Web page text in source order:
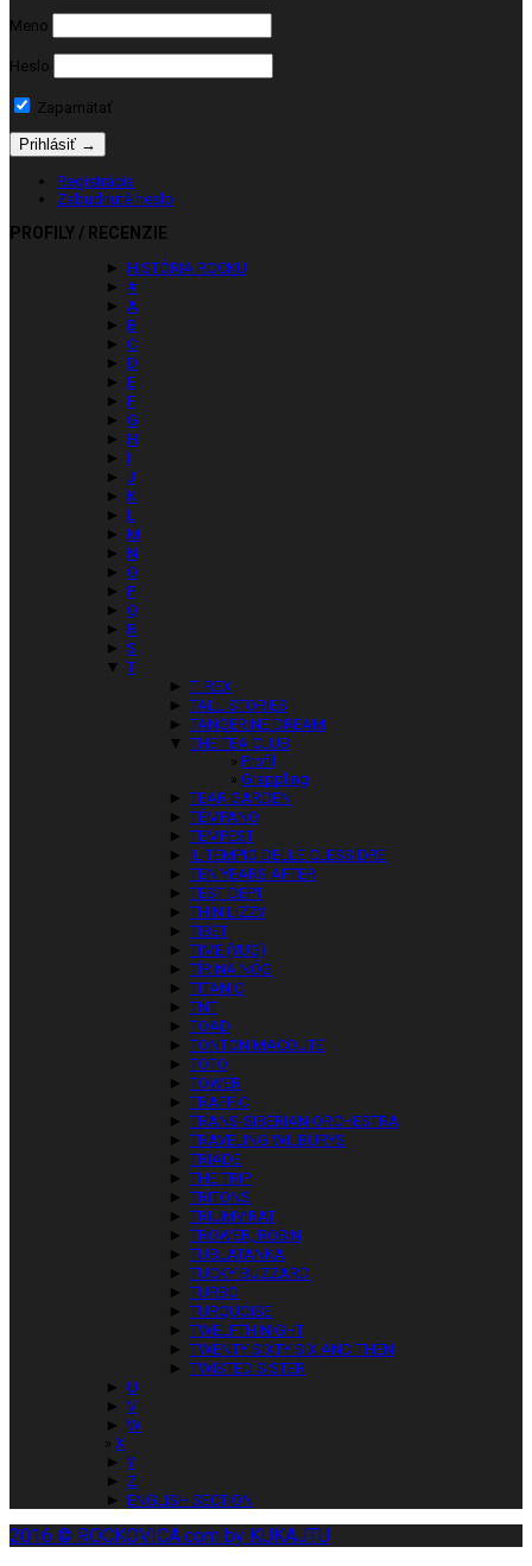
Milujeme ROCK
Meno
Heslo
Zapamätať
Registrácia
Zabudnuté heslo
PROFILY / RECENZIE
► HISTÓRIA ROCKU
► #
► A
► B
► C
► D
► E
► F
► G
► H
► I
► J
► K
► L
► M
► N
► O
► P
► Q
► R
► S
▼ T
► T. REX
► TALL STORIES
► TANGERINE DREAM
▼ THE TEA CLUB
Profil
Grappling
► TEAR GARDEN
► TÉMPANO
► TEMPEST
► IL TEMPIO DELLE CLESSIDRE
► TEN YEARS AFTER
► TEST DEPT
► THIN LIZZY
► TIBET
► TIME (YUG)
► TÍR NA NÓG
► TITANIC
► TNT
► TOAD
► TONTON MACOUTE
► TOTO
► TOWER
► TRAFFIC
► TRANS-SIBERIAN ORCHESTRA
► TRAVELING WILBURYS
► TRIADE
► THE TRIP
► TRITONS
► TRIUMVIRAT
► TROWER, ROBIN
► TUBLATANKA
► TUCKY BUZZARD
► TURBO
► TURQUOISE
► TWELFTH NIGHT
► TWENTY SIXTY SIX AND THEN
► TWISTED SISTER
► U
► V
► W
X
► Y
► Z
► ENGLISH SECTION
2016 © ROCKOVICA.com by KUKAJTU